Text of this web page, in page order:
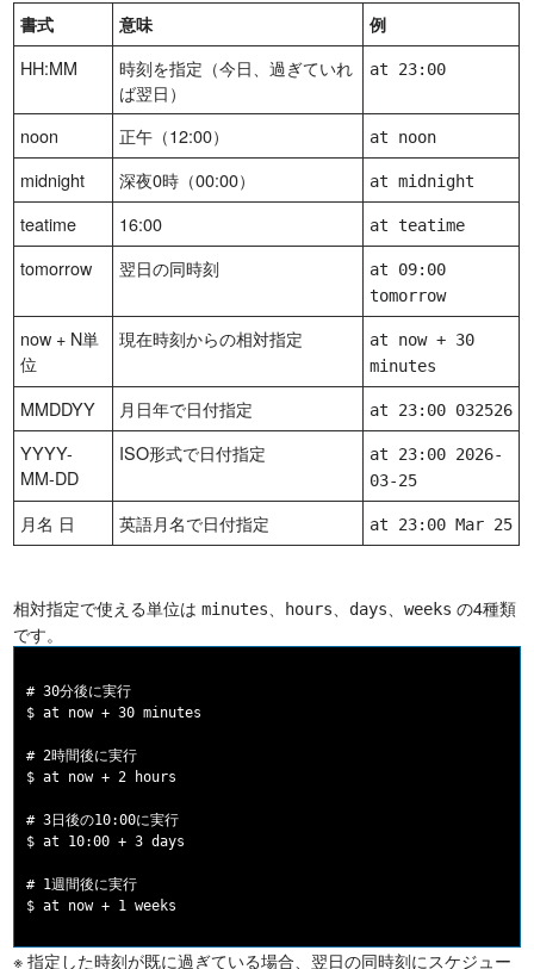
書式 意味 例
HH:MM
時刻を指定（今日、過ぎていれ
ば翌日）
at 23:00
noon 正午（12:00） at noon
midnight 深夜0時（00:00） at midnight
teatime 16:00 at teatime
tomorrow 翌日の同時刻
at 09:00
tomorrow
now + N単
位
現在時刻からの相対指定
at now + 30
minutes
MMDDYY 月日年で日付指定 at 23:00 032526
YYYY-
MM-DD
ISO形式で日付指定
at 23:00 2026-
03-25
月名 日 英語月名で日付指定 at 23:00 Mar 25
相対指定で使える単位はminutes hours days 、weeks の4種類
です。
# 30分後に実行
$ at now + 30 minutes
# 2時間後に実行
$ at now + 2 hours
# 3日後の10:00に実行
$ at 10:00 + 3 days
# 1週間後に実行
※ 指定した時刻が既に過ぎている場合、翌日の同時刻にスケジュー